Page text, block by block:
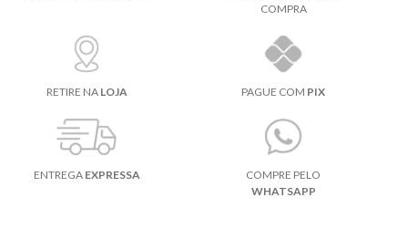
COMPRA
RETIRE NA LOJA PAGUE COM PIX
ENTREGA EXPRESSA
COMPRE PELO
WHATSAPP